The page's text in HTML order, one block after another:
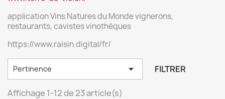
application Vins Natures du Monde vignerons,
restaurants, cavistes vinothèques
https://www.raisin.digital/fr/
Pertinence  FILTRER
Affichage 1-12 de 23 article(s)